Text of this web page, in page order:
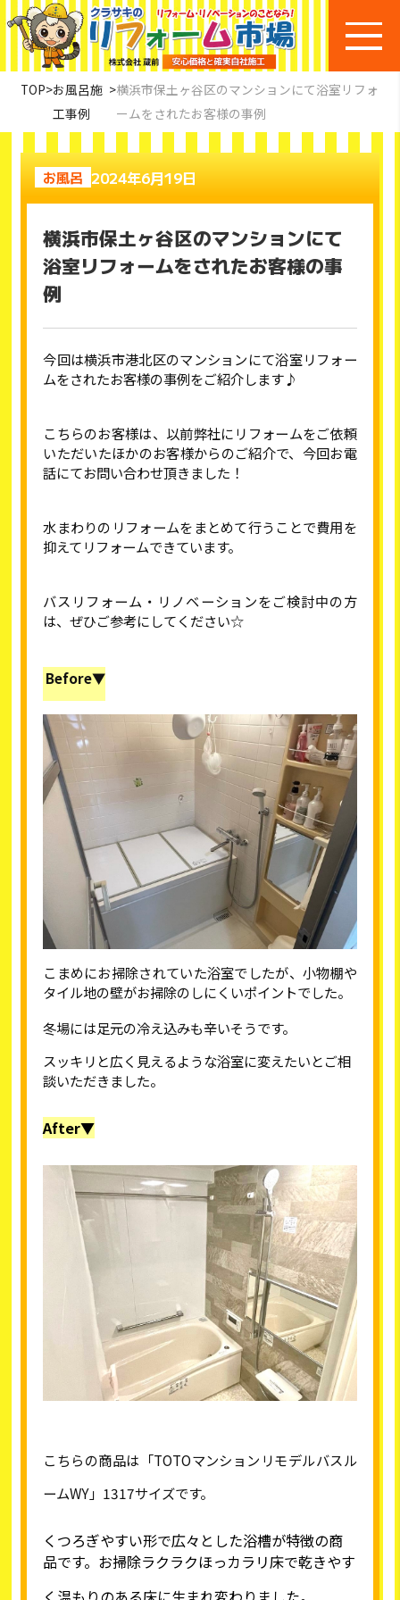
TOP>お風呂施
工事例
>横浜市保土ヶ谷区のマンションにて浴室リフォ
ームをされたお客様の事例
お風呂 2024年6月19日
横浜市保土ヶ谷区のマンションにて
浴室リフォームをされたお客様の事
例
今回は横浜市港北区のマンションにて浴室リフォー
ムをされたお客様の事例をご紹介します♪
こちらのお客様は、以前弊社にリフォームをご依頼
いただいたほかのお客様からのご紹介で、今回お電
話にてお問い合わせ頂きました！
水まわりのリフォームをまとめて行うことで費用を
抑えてリフォームできています。
バスリフォーム・リノベーションをご検討中の方
は、ぜひご参考にしてください☆
Before▼
こまめにお掃除されていた浴室でしたが、小物棚や
タイル地の壁がお掃除のしにくいポイントでした。
冬場には足元の冷え込みも辛いそうです。
スッキリと広く見えるような浴室に変えたいとご相
談いただきました。
After▼
こちらの商品は「TOTOマンションリモデルバスル
ームWY」 1317サイズです。
くつろぎやすい形で広々とした浴槽が特徴の商
品です。 お掃除ラクラクほっカラリ床で乾きやす